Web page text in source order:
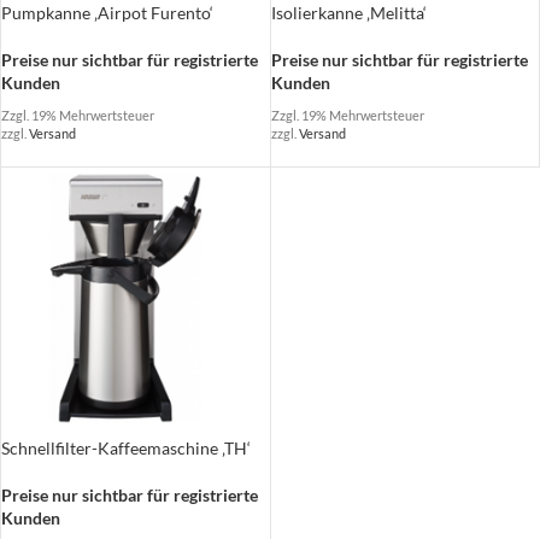
Pumpkanne ‚Airpot Furento‘
Preise nur sichtbar für registrierte
Kunden
Zzgl. 19% Mehrwertsteuer
zzgl. Versand
Isolierkanne ‚Melitta‘
Preise nur sichtbar für registrierte
Kunden
Zzgl. 19% Mehrwertsteuer
zzgl. Versand
Schnellfilter-Kaffeemaschine ‚TH‘
Preise nur sichtbar für registrierte
Kunden